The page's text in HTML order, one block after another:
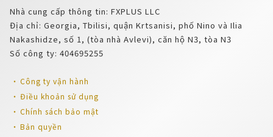
Nhà cung cấp thông tin: FXPLUS LLC
Địa chỉ: Georgia, Tbilisi, quận Krtsanisi, phố Nino và Ilia
Nakashidze, số 1, (tòa nhà Avlevi), căn hộ N3, tòa N3
Số công ty: 404695255
Công ty vận hành
Điều khoản sử dụng
Chính sách bảo mật
Bản quyền